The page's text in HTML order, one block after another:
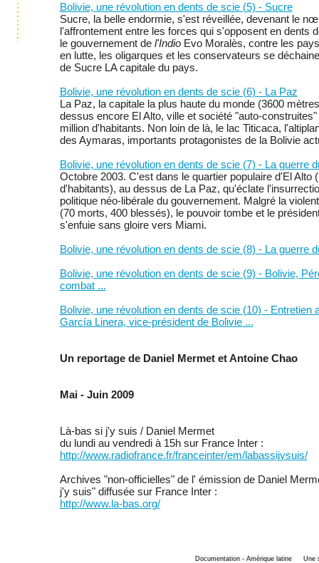
Bolivie, une révolution en dents de scie (5) - Sucre
Sucre, la belle endormie, s'est réveillée, devenant le
l'affrontement entre les forces qui s'opposent en dents
le gouvernement de l'IndioEvo Moralès, contre les
en lutte, les oligarques et les conservateurs se
de Sucre LA capitale du pays.
Bolivie, une révolution en dents de scie (6) - La Paz
La Paz, la capitale la plus haute du monde (3600
dessus encore El Alto, ville et société "auto-
million d'habitants. Non loin de là, le lac Titicaca,
des Aymaras, importants protagonistes de la Bolivie
Bolivie, une révolution en dents de scie (7) - La guerre
Octobre 2003. C'est dans le quartier populaire d'El Alto
d'habitants), au dessus de La Paz, qu'éclate
politique néo-libérale du gouvernement. Malgré la
(70 morts, 400 blessés), le pouvoir tombe et le
s'enfuie sans gloire vers Miami.
Bolivie, une révolution en dents de scie (8) - La guerre
Bolivie, une révolution en dents de scie (9) - Bolivie,
combat ...
Bolivie, une révolution en dents de scie (10) - Entretien
García Linera, vice-président de Bolivie ...
Un reportage de Daniel Mermet et Antoine Chao
Mai - Juin 2009
Là-bas si j'y suis / Daniel Mermet
du lundi au vendredi à 15h sur France Inter :
http://www.radiofrance.fr/franceinter/em/labassijysuis/
Archives "non-officielles" de l' émission de Daniel
j'y suis" diffusée sur France Inter :
http://www.la-bas.org/
Documentation - Amérique latine Une